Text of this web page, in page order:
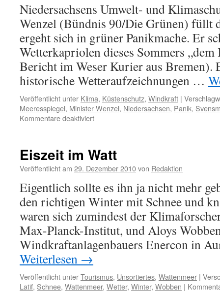
Niedersachsens Umwelt- und
Wenzel (Bündnis 90/Die Grünen) füllt
ergeht sich in grüner Panikmache. Er
Wetterkapriolen dieses Sommers
Bericht im Weser Kurier aus Bremen).
historische Wetteraufzeichnungen …
Veröffentlicht unter Klima, Küstenschutz, Windkraft |
Meeresspiegel, Minister Wenzel, Niedersachsen, Panik,
Kommentare deaktiviertfür
im
Sommerloch
Eiszeit im Watt
Veröffentlicht am 29. Dezember 2010von Redaktion
Eigentlich sollte es ihn ja nicht mehr
den richtigen Winter mit Schnee und
waren sich zumindest der
Max-Planck-Institut, und Aloys
Windkraftanlagenbauers Enercon in
Weiterlesen →
Veröffentlicht unterTourismus, Unsortiertes, Wattenmeer |
Latif, Schnee, Wattenmeer, Wetter, Winter, Wobben |